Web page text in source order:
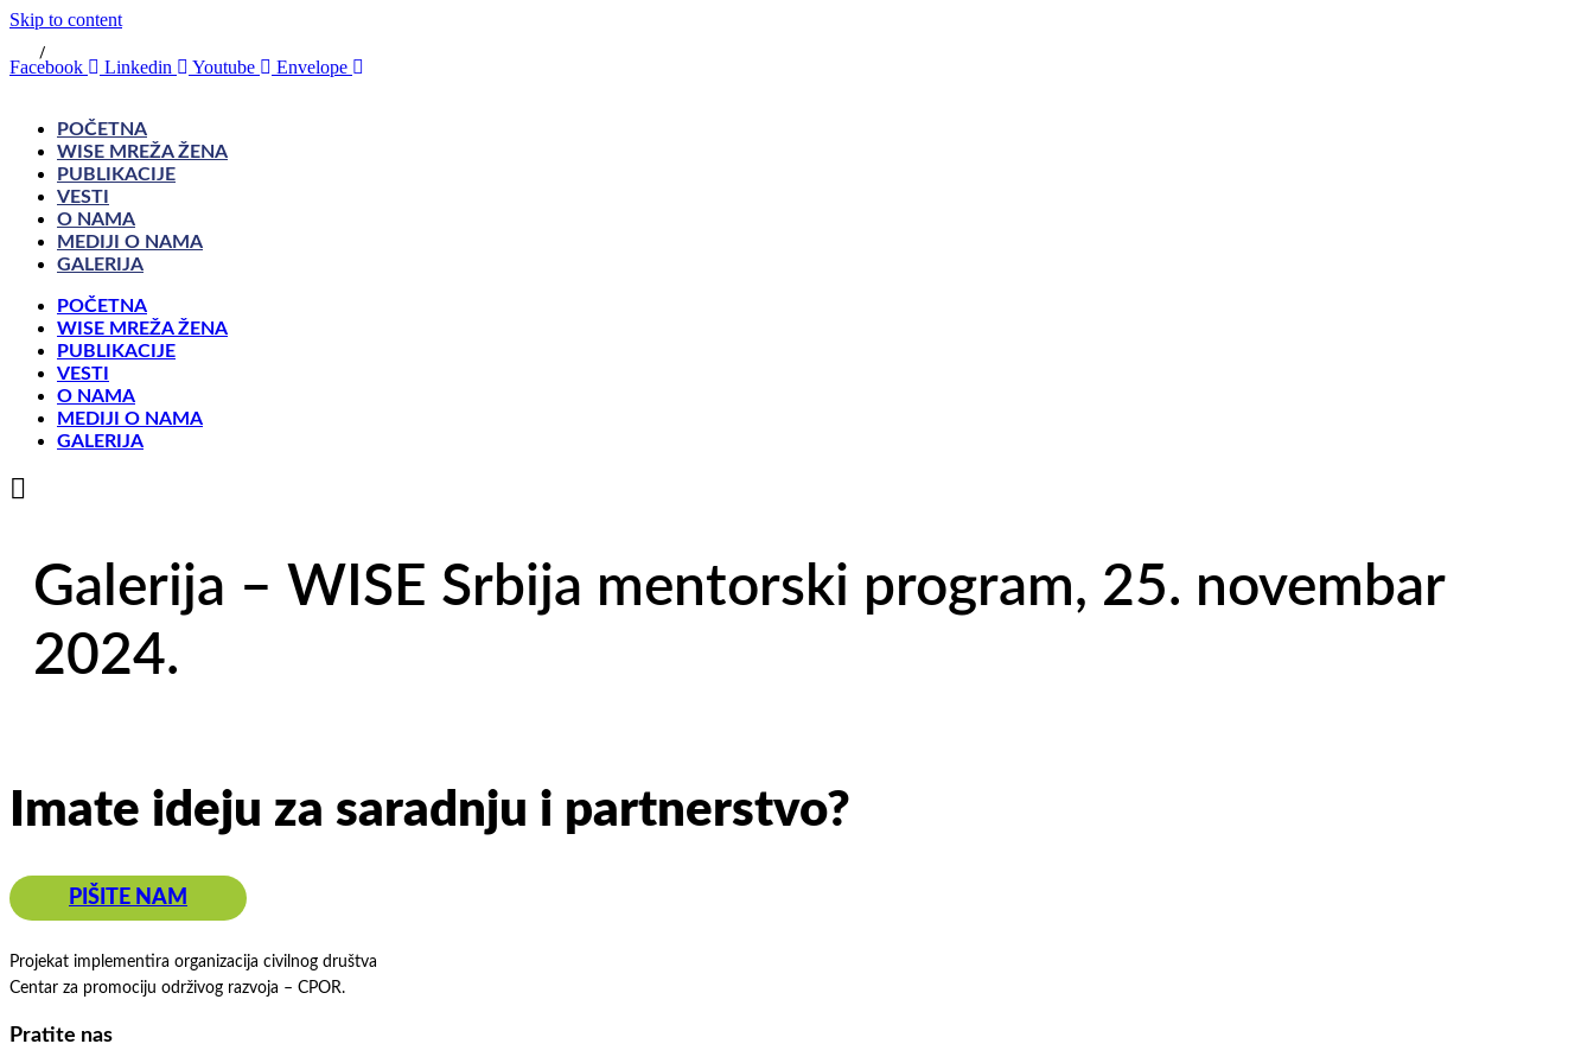
Skip to content
/
Facebook Linkedin Youtube Envelope
POČETNA
WISE MREŽA ŽENA
PUBLIKACIJE
VESTI
O NAMA
MEDIJI O NAMA
GALERIJA
POČETNA
WISE MREŽA ŽENA
PUBLIKACIJE
VESTI
O NAMA
MEDIJI O NAMA
GALERIJA
Galerija – WISE Srbija mentorski program, 25. novembar
2024.
Imate ideju za saradnju i partnerstvo?
PIŠITE NAM
Projekat implementira organizacija civilnog društva
Centar za promociju održivog razvoja – CPOR.
Pratite nas